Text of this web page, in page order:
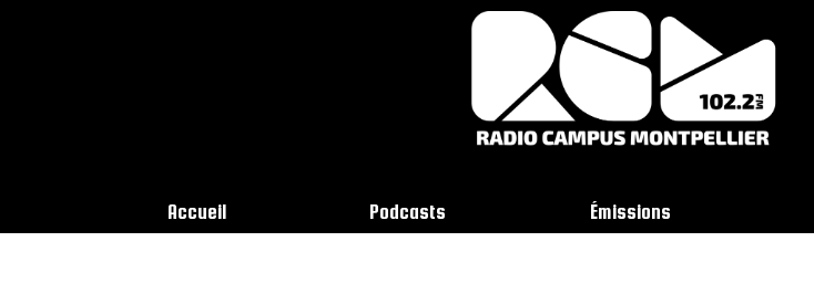
Accueil Podcasts Émissions